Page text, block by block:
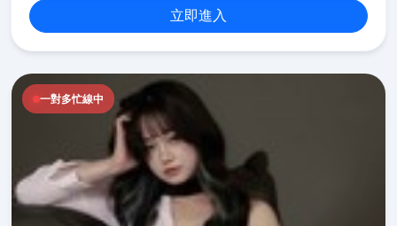
立即進入
一對多忙線中